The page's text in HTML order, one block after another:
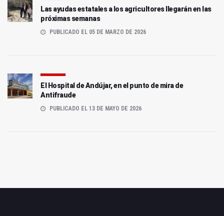
Las ayudas estatales a los agricultores llegarán en las
próximas semanas
PUBLICADO EL 05 DE MARZO DE 2026
El Hospital de Andújar, en el punto de mira de
Antifraude
PUBLICADO EL 13 DE MAYO DE 2026